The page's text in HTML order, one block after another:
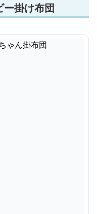
ー掛け布団